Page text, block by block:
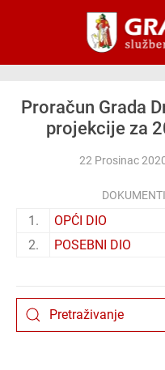
Skip to main content
Proračun Grada
projekcije za
22 Prosinac
1. OPĆI DIO
2.
POSEBNI DIO